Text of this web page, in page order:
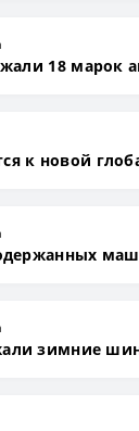
18 марок
к новой
зимние